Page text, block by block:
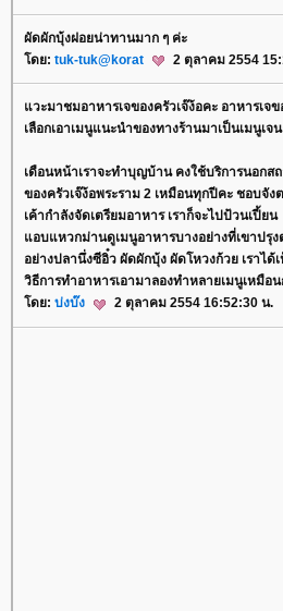
ผัดผักบุ้งฝอยน่าทานมาก ๆ ค่ะ
ดย: tuk-tuk@korat 2 ตุลาคม 2554
วะมาชมอาหารเจของครัวเจ๊ง้อคะ อาหารเจข
เลือกเอาเมนูแนะนำของทางร้านมาเป็นเมนูเจ
เดือนหน้าเราจะทำบุญบ้าน คงใช้บริการนอกส
ของครัวเจ๊ง้อพระราม 2 เหมือนทุกปีคะ ชอบจัง
เค้ากำลังจัดเตรียมอาหาร เราก็จะไปป้วนเปี้ยน
อบแหวกม่านดูเมนูอาหารบางอย่างที่เขาปรุง
อย่างปลานึ่งซีอิ๋ว ผัดผักบุ้ง ผัดโหวงก้วย เราได้
วิธีการทำอาหารเอามาลองทำหลายเมนูเหมือ
ดย: บ่งบ๊ง 2 ตุลาคม 2554 16:52:30 น.